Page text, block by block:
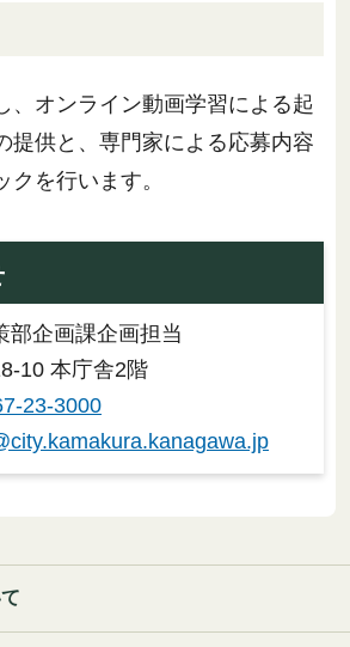
、オンライン動画学習による起
提供と、専門家による応募内容
を行います。
部企画課企画担当
10 本庁舎2階
23-3000